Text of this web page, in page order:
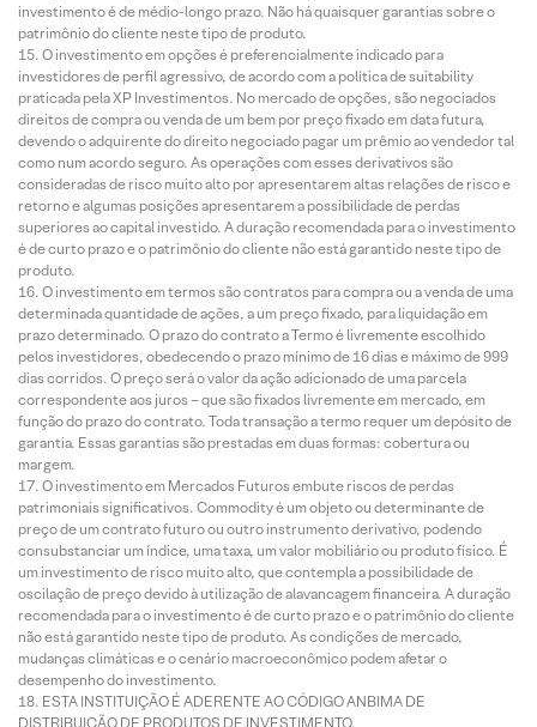
investimento é de médio-longo prazo. Não há quaisquer garantias sobre o
patrimônio do cliente neste tipo de produto.
O investimento em opções é preferencialmente indicado para
investidores de perfil agressivo, de acordo com a política de suitability
praticada pela XP Investimentos. No mercado de opções, são negociados
direitos de compra ou venda de um bem por preço fixado em data futura,
devendo o adquirente do direito negociado pagar um prêmio ao vendedor tal
como num acordo seguro. As operações com esses derivativos são
consideradas de risco muito alto por apresentarem altas relações de risco e
retorno e algumas posições apresentarem a possibilidade de perdas
superiores ao capital investido. A duração recomendada para o investimento
é de curto prazo e o patrimônio do cliente não está garantido neste tipo de
produto.
O investimento em termos são contratos para compra ou a venda de uma
determinada quantidade de ações, a um preço fixado, para liquidação em
prazo determinado. O prazo do contrato a Termo é livremente escolhido
pelos investidores, obedecendo o prazo mínimo de 16 dias e máximo de 999
dias corridos. O preço será o valor da ação adicionado de uma parcela
correspondente aos juros – que são fixados livremente em mercado, em
função do prazo do contrato. Toda transação a termo requer um depósito de
garantia. Essas garantias são prestadas em duas formas: cobertura ou
margem.
O investimento em Mercados Futuros embute riscos de perdas
patrimoniais significativos. Commodity é um objeto ou determinante de
preço de um contrato futuro ou outro instrumento derivativo, podendo
consubstanciar um índice, uma taxa, um valor mobiliário ou produto físico. É
um investimento de risco muito alto, que contempla a possibilidade de
oscilação de preço devido à utilização de alavancagem financeira. A duração
recomendada para o investimento é de curto prazo e o patrimônio do cliente
não está garantido neste tipo de produto. As condições de mercado,
mudanças climáticas e o cenário macroeconômico podem afetar o
desempenho do investimento.
ESTA INSTITUIÇÃO É ADERENTE AO CÓDIGO ANBIMA DE
DISTRIBUIÇÃO DE PRODUTOS DE INVESTIMENTO.